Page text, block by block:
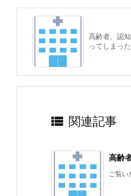
高齢者、認
ってしまっ
 関連記事
高齢
ご覧